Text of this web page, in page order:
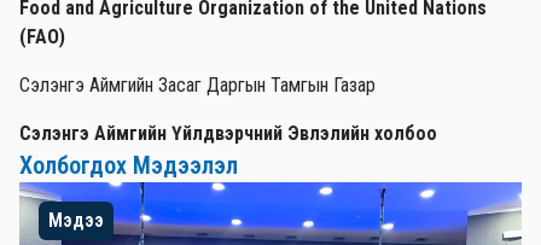
Food and Agriculture Organization of the United Nations
(FAO)
Сэлэнгэ Аймгийн Засаг Даргын Тамгын Газар
Сэлэнгэ Аймгийн Үйлдвэрчний Эвлэлийн холбоо
Холбогдох Мэдээлэл
Мэдээ